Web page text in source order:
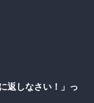
返しなさい！」っ